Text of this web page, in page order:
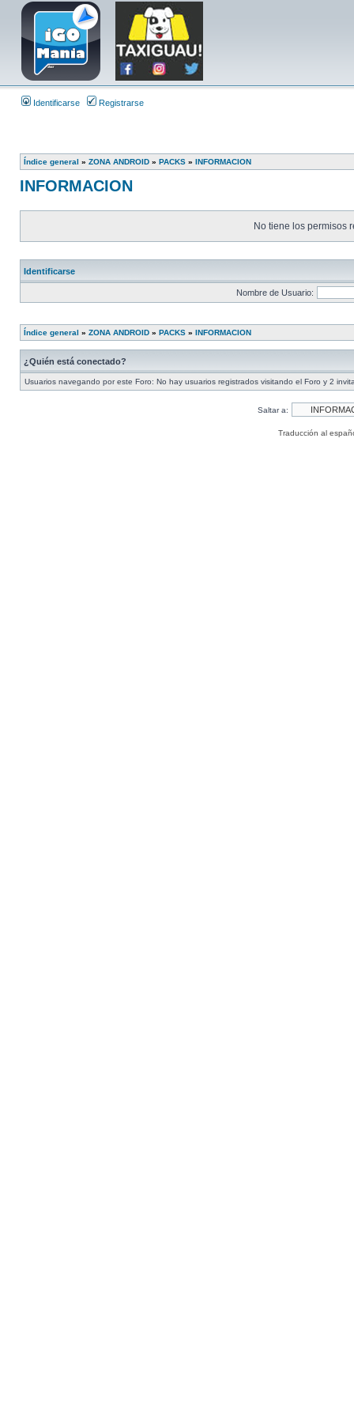
Identificarse Registrarse
Índice general » ZONA ANDROID » PACKS » INFORMACION
INFORMACION
No tiene los permisos
Identificarse
Nombre de Usuario:
Índice general » ZONA ANDROID » PACKS » INFORMACION
¿Quién está conectado?
Usuarios navegando por este Foro: No hay usuarios registrados visitando el Foro y 2
Saltar a:
Traducción al